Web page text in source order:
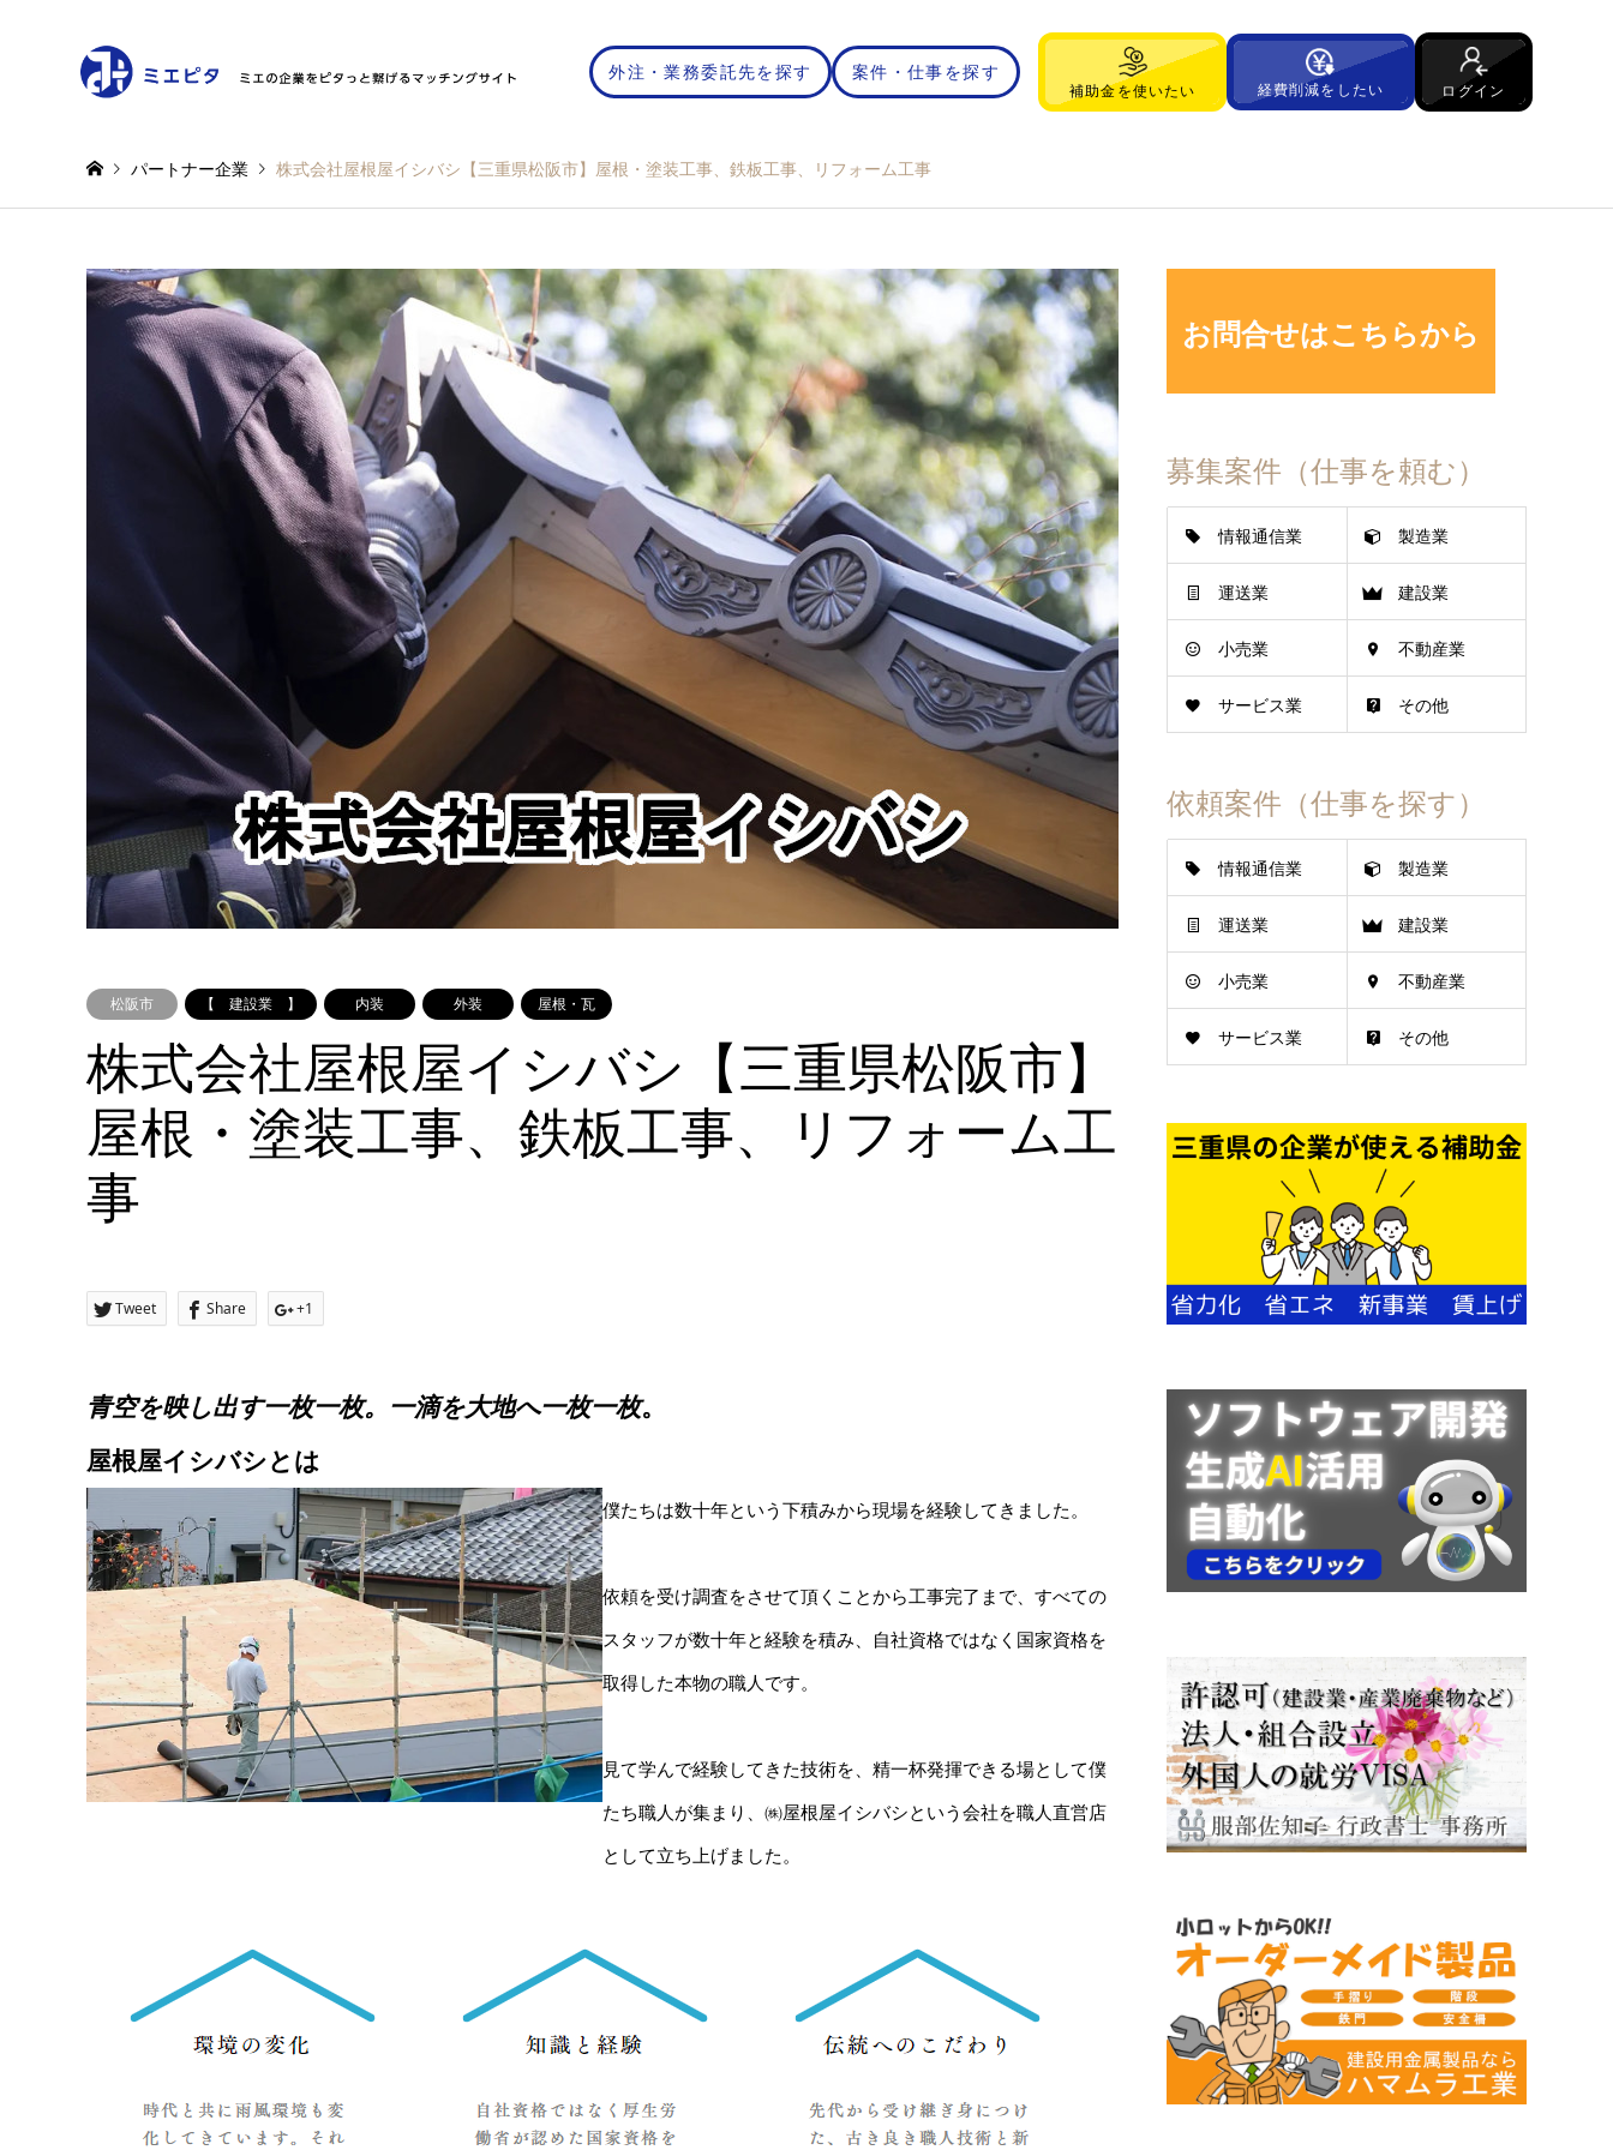
外注・業務委託先を探す 案件・仕事を探す
補助金を使いたい 経費削減をしたい ログイン
パートナー企業 株式会社屋根屋イシバシ【三重県松阪市】屋根・塗装工事、鉄板工事、リフォーム工事
松阪市 【 建設業 】 内装 外装 屋根・瓦
株式会社屋根屋イシバシ【三重県松阪市】
屋根・塗装工事、鉄板工事、リフォーム工
事
Tweet Share +1
青空を映し出す​一枚一枚。一滴を大地へ​一枚一枚。
屋根屋イシバシとは
僕たちは数十年という下積みから現場を経験してきました。
依頼を受け調査をさせて頂くことから工事完了まで、すべての
スタッフが数十年と経験を積み、自社資格ではなく国家資格を
取得した本物の職人です。
見て学んで経験してきた技術を、精一杯発揮できる場として僕
たち職人が集まり、​㈱屋根屋イシバシという会社を職人直営店
として立ち上げました。
お問合せはこちらから
募集案件（仕事を頼む）
情報通信業 製造業
運送業 建設業
小売業 不動産業
サービス業 その他
依頼案件（仕事を探す）
情報通信業 製造業
運送業 建設業
小売業 不動産業
サービス業 その他